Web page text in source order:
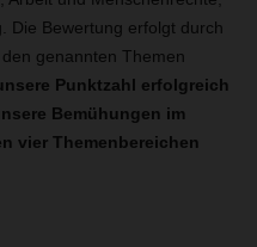
Die Bewertung erfolgt durch
genannten Themen
Punktzahl erfolgreich
Bemühungen im
vier Themenbereichen